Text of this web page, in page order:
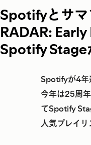
Spotifyとサマ
RADAR:
Spotify Stage
Spotifyが4年
今年は25周
てSpotify
人気プレイリ